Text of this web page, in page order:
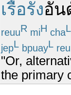
เรื้อรังอัน
reuuR miH chaL
jepL bpuayL
"Or,
the primary